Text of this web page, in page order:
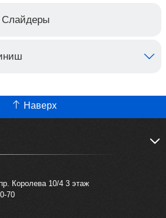
Слайдеры
Наверх
Королева 10/4 3 этаж
70